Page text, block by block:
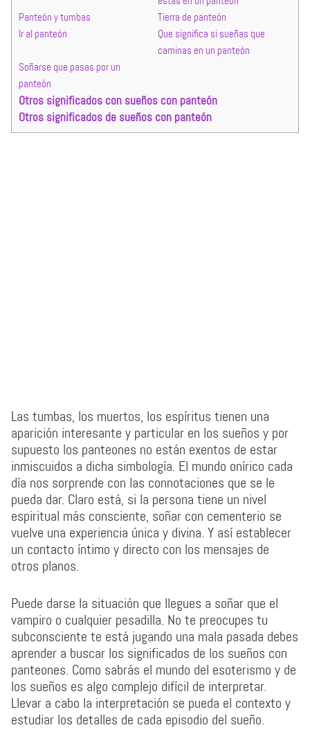
Panteón y tumbas
Tierra de panteón
Ir al panteón
Que significa si sueñas que
caminas en un panteón
Soñarse que pasas por un
panteón
Otros significados con sueños con panteón
Otros significados de sueños con panteón
Las tumbas, los muertos, los espíritus tienen una
aparición interesante y particular en los sueños y por
supuesto los panteones no están exentos de estar
inmiscuidos a dicha simbología. El mundo onírico cada
día nos sorprende con las connotaciones que se le
pueda dar. Claro está, si la persona tiene un nivel
espiritual más consciente, soñar con cementerio se
vuelve una experiencia única y divina. Y así establecer
un contacto íntimo y directo con los mensajes de
otros planos.
Puede darse la situación que llegues a soñar que el
vampiro o cualquier pesadilla. No te preocupes tu
subconsciente te está jugando una mala pasada debes
aprender a buscar los significados de los sueños con
panteones. Como sabrás el mundo del esoterismo y de
los sueños es algo complejo difícil de interpretar.
Llevar a cabo la interpretación se pueda el contexto y
estudiar los detalles de cada episodio del sueño.